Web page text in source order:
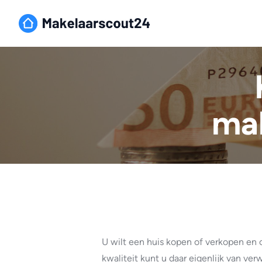
U wilt een huis kopen of verkopen
kwaliteit kunt u daar eigenlijk van